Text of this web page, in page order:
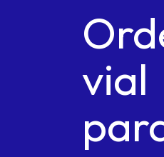
vial